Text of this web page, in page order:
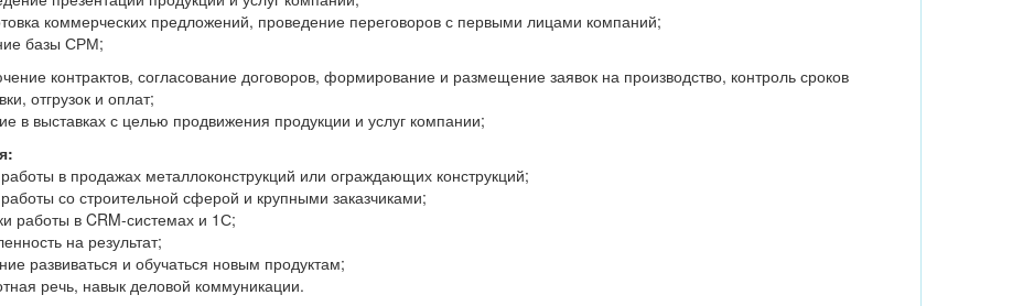
коммерческих предложений, проведение переговоров с первыми лицами компаний;
базы СРМ;
контрактов, согласование договоров, формирование и размещение заявок на производство, контроль сроков
отгрузок и оплат;
в выставках с целью продвижения продукции и услуг компании;
в продажах металлоконструкций или ограждающих конструкций;
со строительной сферой и крупными заказчиками;
работы в CRM-системах и 1С;
на результат;
развиваться и обучаться новым продуктам;
речь, навык деловой коммуникации.